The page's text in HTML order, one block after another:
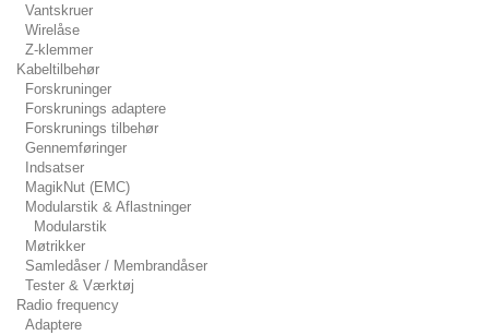
Vantskruer
Wirelåse
Z-klemmer
Kabeltilbehør
Forskruninger
Forskrunings adaptere
Forskrunings tilbehør
Gennemføringer
Indsatser
MagikNut (EMC)
Modularstik & Aflastninger
Modularstik
Møtrikker
Samledåser / Membrandåser
Tester & Værktøj
Radio frequency
Adaptere